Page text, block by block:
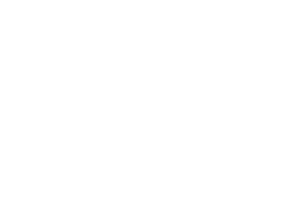
a kabel. TV a také individuálně regulovatelnou
a kabel. TV a také individuálně regulovatelnou
a kabel. TV a také individuálně regulovatelnou